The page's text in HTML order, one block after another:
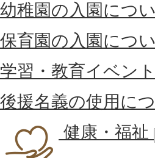
幼稚園の入園につ
保育園の入園につ
学習・教育イベント
後援名義の使用に
健康・福祉